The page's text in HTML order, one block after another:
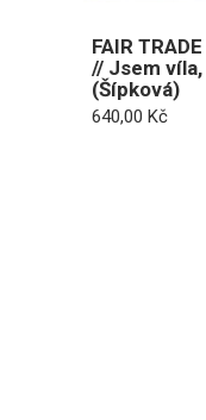
FAIR
// Jsem
(Šípková)
640,00 Kč